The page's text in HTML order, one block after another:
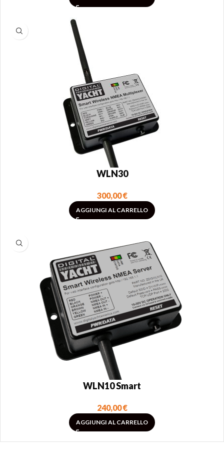
WLN30
300,00€
AGGIUNGI AL CARRELLO
WLN10 Smart
240,00€
AGGIUNGI AL CARRELLO